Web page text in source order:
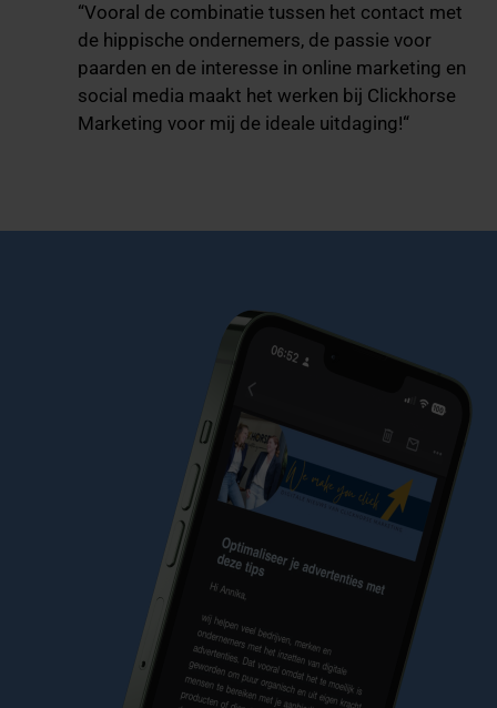
“Vooral de combinatie tussen het contact met
de hippische ondernemers, de passie voor
paarden en de interesse in online marketing en
social media maakt het werken bij Clickhorse
Marketing voor mij de ideale uitdaging!“